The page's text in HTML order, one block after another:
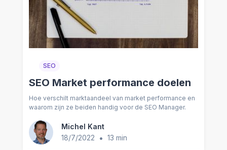
SEO
SEO Market performance doelen
Hoe verschilt marktaandeel van market performance en
waarom zijn ze beiden handig voor de SEO Manager.
Michel Kant
18/7/2022
• 13 min